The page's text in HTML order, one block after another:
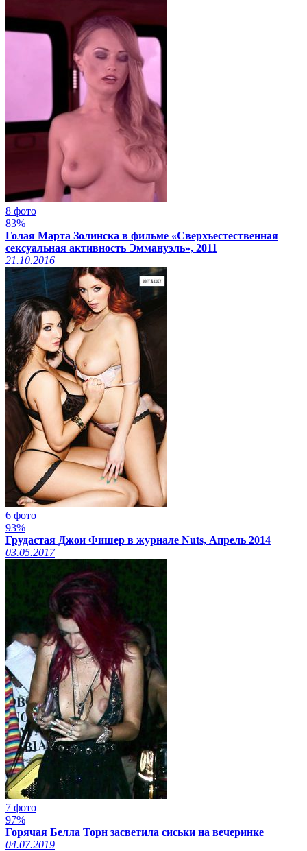
8 фото
83%
Голая Марта Золинска в фильме «Сверхъестественная
сексуальная активность Эммануэль», 2011
21.10.2016
6 фото
93%
Грудастая Джои Фишер в журнале Nuts, Апрель 2014
03.05.2017
7 фото
97%
Горячая Белла Торн засветила сиськи на вечеринке
04.07.2019